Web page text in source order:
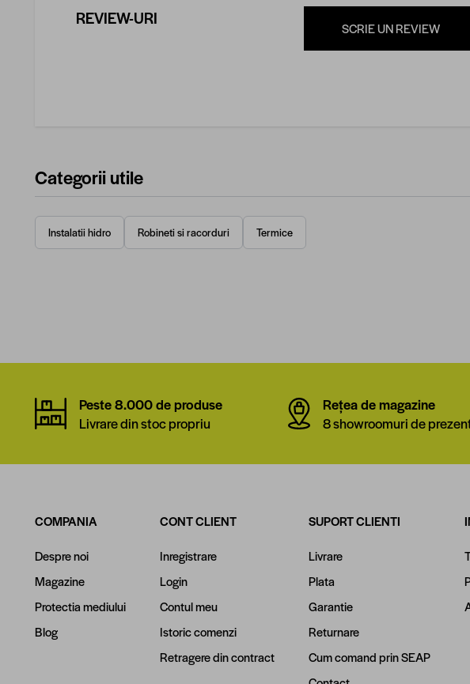
REVIEW-URI SCRIE UN REVIEW
Categorii utile
Instalatii hidro Robineti si racorduri Termice
Peste 8.000 de produse
Livrare din stoc propriu
Rețea de magazine
8 showroomuri de
COMPANIA
Despre noi
Magazine
Protectia mediului
Blog
CONT CLIENT
Inregistrare
Login
Contul meu
Istoric comenzi
Retragere din contract
SUPORT CLIENTI
Livrare
Plata
Garantie
Returnare
Cum comand prin SEAP